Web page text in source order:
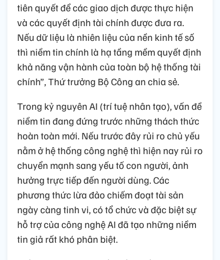
tiên quyết để các giao dịch được thực hiện
và các quyết định tài chính được đưa ra.
Nếu dữ liệu là nhiên liệu của nền kinh tế số
thì niềm tin chính là hạ tầng mềm quyết định
khả năng vận hành của toàn bộ hệ thống tài
chính”, Thứ trưởng Bộ Công an chia sẻ.
Trong kỷ nguyên AI (trí tuệ nhân tạo), vấn đề
niềm tin đang đứng trước những thách thức
hoàn toàn mới. Nếu trước đây rủi ro chủ yếu
nằm ở hệ thống công nghệ thì hiện nay rủi ro
chuyển mạnh sang yếu tố con người, ảnh
hưởng trực tiếp đến người dùng. Các
phương thức lừa đảo chiếm đoạt tài sản
ngày càng tinh vi, có tổ chức và đặc biệt sự
hỗ trợ của công nghệ AI đã tạo những niềm
tin giả rất khó phân biệt.